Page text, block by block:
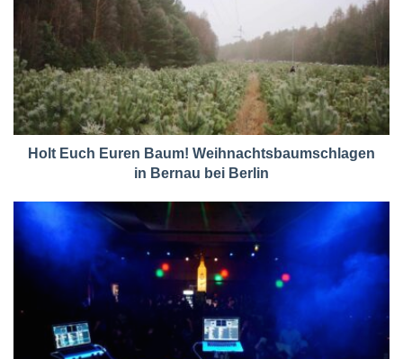
Holt Euch Euren Baum! Weihnachtsbaumschlagen
in Bernau bei Berlin